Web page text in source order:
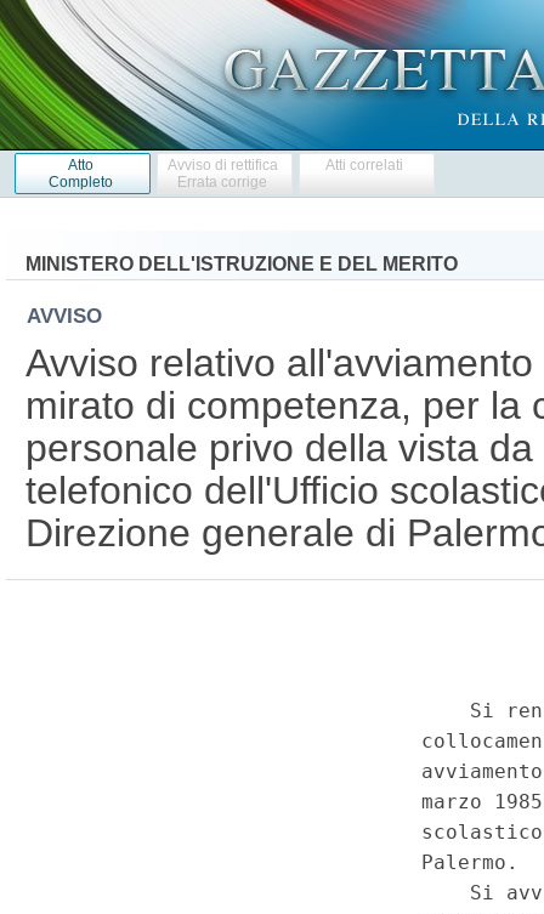
Atto
Completo
Avviso di rettifica
Errata corrige
Atti correlati
MINISTERO DELL'ISTRUZIONE E DEL MERITO
AVVISO
Avviso relativo
mirato di competenza, per la
personale privo della vista
telefonico dell'Ufficio
Direzione generale di